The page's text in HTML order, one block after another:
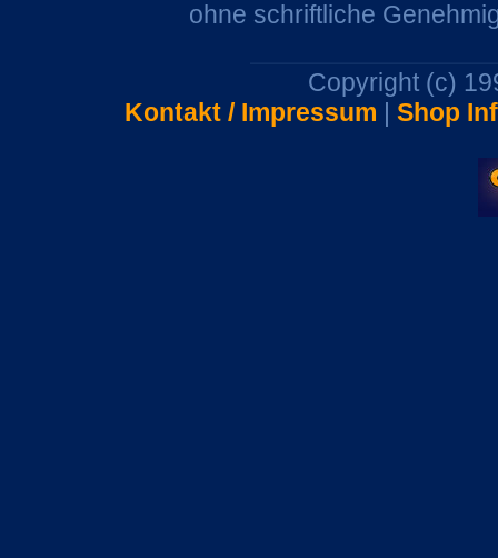
ohne schriftliche
Copyright (c)
Kontakt / Impressum | Shop